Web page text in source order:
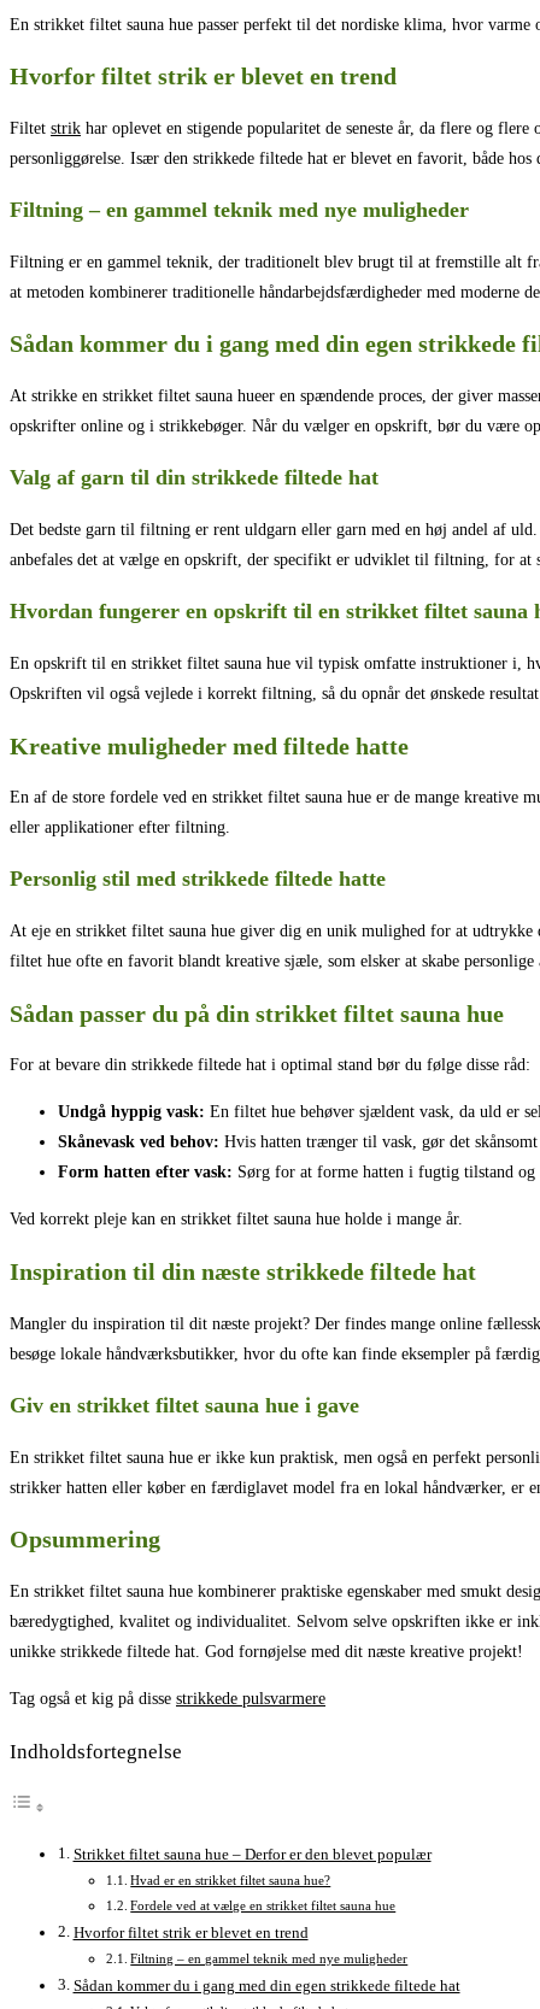
En strikket filtet sauna hue passer perfekt til det nordiske klima, hvor
Hvorfor filtet strik er blevet en trend
Filtet strik har oplevet en stigende popularitet de seneste år, da flere og
personliggørelse. Især den strikkede filtede hat er blevet en favorit, både
Filtning – en gammel teknik med nye muligheder
Filtning er en gammel teknik, der traditionelt blev brugt til at fremstille alt
at metoden kombinerer traditionelle håndarbejdsfærdigheder med moderne
Sådan kommer du i gang med din egen strikkede
At strikke en strikket filtet sauna hueer en spændende proces, der giver
opskrifter online og i strikkebøger. Når du vælger en opskrift, bør du være
Valg af garn til din strikkede filtede hat
Det bedste garn til filtning er rent uldgarn eller garn med en høj andel af
anbefales det at vælge en opskrift, der specifikt er udviklet til filtning, for at
Hvordan fungerer en opskrift til en strikket filtet sauna
En opskrift til en strikket filtet sauna hue vil typisk omfatte instruktioner i,
Opskriften vil også vejlede i korrekt filtning, så du opnår det ønskede
Kreative muligheder med filtede hatte
En af de store fordele ved en strikket filtet sauna hue er de mange kreative
eller applikationer efter filtning.
Personlig stil med strikkede filtede hatte
At eje en strikket filtet sauna hue giver dig en unik mulighed for at
filtet hue ofte en favorit blandt kreative sjæle, som elsker at skabe personlige
Sådan passer du på din strikket filtet sauna hue
For at bevare din strikkede filtede hat i optimal stand bør du følge disse råd:
Undgå hyppig vask: En filtet hue behøver sjældent vask, da uld er
Skånevask ved behov: Hvis hatten trænger til vask, gør det
Form hatten efter vask: Sørg for at forme hatten i fugtig tilstand og
Ved korrekt pleje kan en strikket filtet sauna hue holde i mange år.
Inspiration til din næste strikkede filtede hat
Mangler du inspiration til dit næste projekt? Der findes mange online
besøge lokale håndværksbutikker, hvor du ofte kan finde eksempler på
Giv en strikket filtet sauna hue i gave
En strikket filtet sauna hue er ikke kun praktisk, men også en perfekt
strikker hatten eller køber en færdiglavet model fra en lokal håndværker, er
Opsummering
En strikket filtet sauna hue kombinerer praktiske egenskaber med smukt
bæredygtighed, kvalitet og individualitet. Selvom selve opskriften ikke er
unikke strikkede filtede hat. God fornøjelse med dit næste kreative projekt!
Tag også et kig på disse strikkede pulsvarmere
Indholdsfortegnelse
Strikket filtet sauna hue – Derfor er den blevet populær
Hvad er en strikket filtet sauna hue?
Fordele ved at vælge en strikket filtet sauna hue
Hvorfor filtet strik er blevet en trend
Filtning – en gammel teknik med nye muligheder
Sådan kommer du i gang med din egen strikkede filtede hat